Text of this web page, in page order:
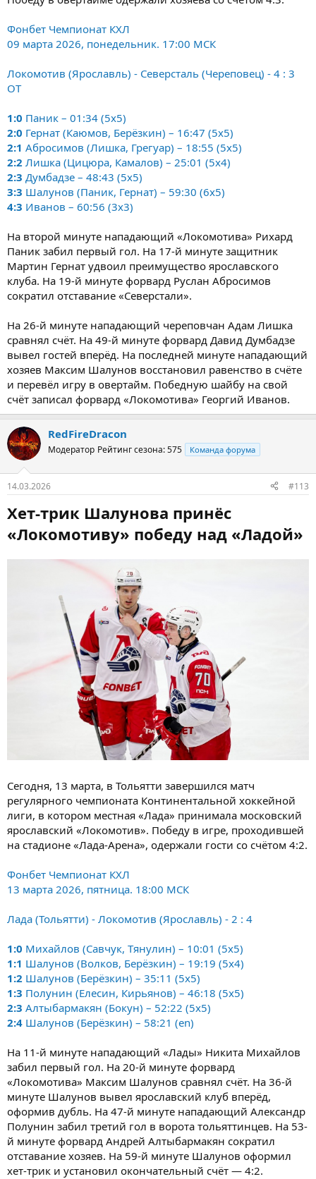
Фонбет Чемпионат КХЛ
09 марта 2026, понедельник. 17:00 МСК
Локомотив (Ярославль) - Северсталь (Череповец) - 4 : 3
ОТ
1:0 Паник – 01:34 (5x5)
2:0 Гернат (Каюмов, Берёзкин) – 16:47 (5x5)
2:1 Абросимов (Лишка, Грегуар) – 18:55 (5x5)
2:2 Лишка (Цицюра, Камалов) – 25:01 (5x4)
2:3 Думбадзе – 48:43 (5x5)
3:3 Шалунов (Паник, Гернат) – 59:30 (6x5)
4:3 Иванов – 60:56 (3x3)
На второй минуте нападающий «Локомотива» Рихард
Паник забил первый гол. На 17-й минуте защитник
Мартин Гернат удвоил преимущество ярославского
клуба. На 19-й минуте форвард Руслан Абросимов
сократил отставание «Северстали».
На 26-й минуте нападающий череповчан Адам Лишка
сравнял счёт. На 49-й минуте форвард Давид Думбадзе
вывел гостей вперёд. На последней минуте нападающий
хозяев Максим Шалунов восстановил равенство в счёте
и перевёл игру в овертайм. Победную шайбу на свой
счёт записал форвард «Локомотива» Георгий Иванов.
RedFireDracon
Модератор Рейтинг сезона: 575 Команда форума
14.03.2026 #113
Хет-трик Шалунова принёс
«Локомотиву» победу над «Ладой»
Сегодня, 13 марта, в Тольятти завершился матч
регулярного чемпионата Континентальной хоккейной
лиги, в котором местная «Лада» принимала московский
ярославский «Локомотив». Победу в игре, проходившей
на стадионе «Лада-Арена», одержали гости со счётом 4:2.
Фонбет Чемпионат КХЛ
13 марта 2026, пятница. 18:00 МСК
Лада (Тольятти) - Локомотив (Ярославль) - 2 : 4
1:0 Михайлов (Савчук, Тянулин) – 10:01 (5x5)
1:1 Шалунов (Волков, Берёзкин) – 19:19 (5x4)
1:2 Шалунов (Берёзкин) – 35:11 (5x5)
1:3 Полунин (Елесин, Кирьянов) – 46:18 (5x5)
2:3 Алтыбармакян (Бокун) – 52:22 (5x5)
2:4 Шалунов (Берёзкин) – 58:21 (en)
На 11-й минуте нападающий «Лады» Никита Михайлов
забил первый гол. На 20-й минуте форвард
«Локомотива» Максим Шалунов сравнял счёт. На 36-й
минуте Шалунов вывел ярославский клуб вперёд,
оформив дубль. На 47-й минуте нападающий Александр
Полунин забил третий гол в ворота тольяттинцев. На 53-
й минуте форвард Андрей Алтыбармакян сократил
отставание хозяев. На 59-й минуте Шалунов оформил
хет-трик и установил окончательный счёт — 4:2.